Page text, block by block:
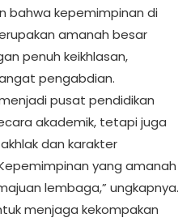
bahwa kepemimpinan di
amanah besar
penuh keikhlasan,
pengabdian.
pusat pendidikan
akademik, tetapi juga
dan karakter
yang amanah
lembaga,” ungkapnya.
menjaga kekompakan